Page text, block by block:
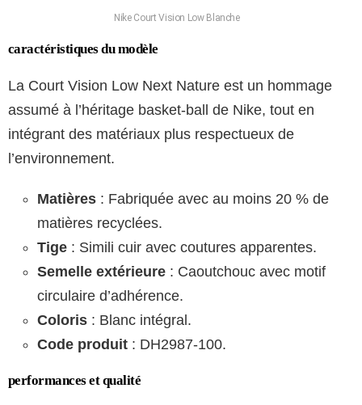
Nike Court Vision Low Blanche
caractéristiques du modèle
La Court Vision Low Next Nature est un hommage
assumé à l’héritage basket-ball de Nike, tout en
intégrant des matériaux plus respectueux de
l’environnement.
Matières : Fabriquée avec au moins 20 % de
matières recyclées.
Tige : Simili cuir avec coutures apparentes.
Semelle extérieure : Caoutchouc avec motif
circulaire d’adhérence.
Coloris : Blanc intégral.
Code produit : DH2987-100.
performances et qualité